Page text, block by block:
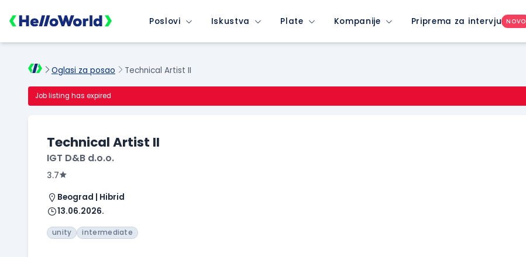
Poslovi Iskustva Plate Kompanije Priprema za intervju NOVO
Oglasi za posao Technical Artist II
Job listing has expired
Technical Artist II
IGT D&B d.o.o.
3.7
Beograd | Hibrid
13.06.2026.
unity intermediate